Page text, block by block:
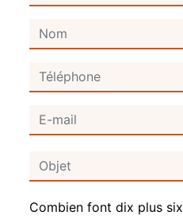
Combien font dix plus six